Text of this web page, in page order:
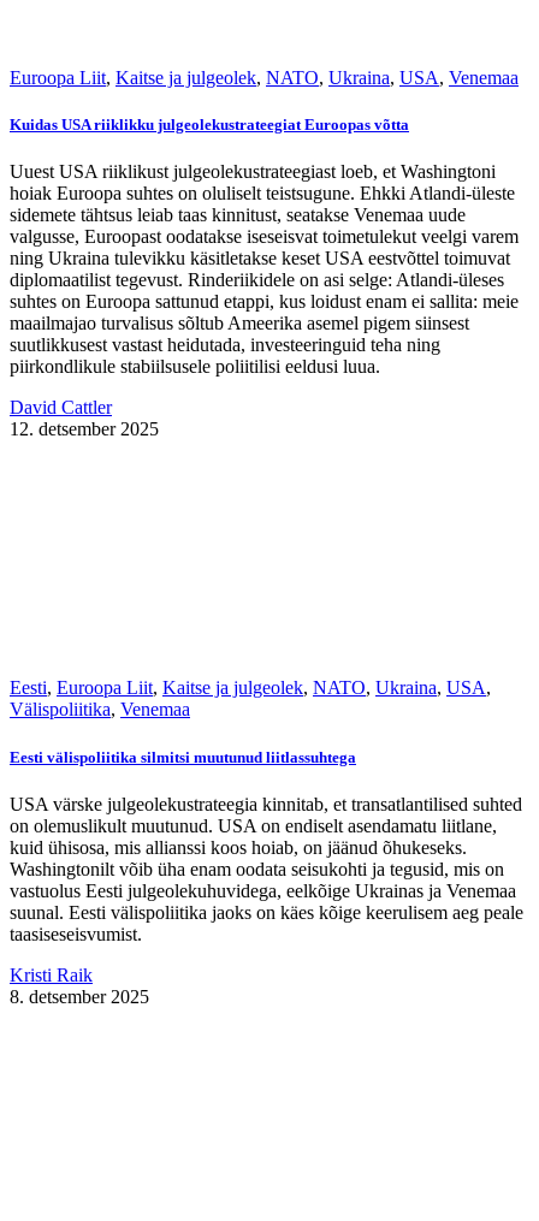
Euroopa Liit, Kaitse ja julgeolek, NATO, Ukraina, USA, Venemaa
Kuidas USA riiklikku julgeolekustrateegiat Euroopas võtta
Uuest USA riiklikust julgeolekustrateegiast loeb, et Washingtoni
hoiak Euroopa suhtes on oluliselt teistsugune. Ehkki Atlandi-üleste
sidemete tähtsus leiab taas kinnitust, seatakse Venemaa uude
valgusse, Euroopast oodatakse iseseisvat toimetulekut veelgi varem
ning Ukraina tulevikku käsitletakse keset USA eestvõttel toimuvat
diplomaatilist tegevust. Rinderiikidele on asi selge: Atlandi-üleses
suhtes on Euroopa sattunud etappi, kus loidust enam ei sallita: meie
maailmajao turvalisus sõltub Ameerika asemel pigem siinsest
suutlikkusest vastast heidutada, investeeringuid teha ning
piirkondlikule stabiilsusele poliitilisi eeldusi luua.
David Cattler
12. detsember 2025
Eesti, Euroopa Liit, Kaitse ja julgeolek, NATO, Ukraina, USA,
Välispoliitika, Venemaa
Eesti välispoliitika silmitsi muutunud liitlassuhtega
USA värske julgeolekustrateegia kinnitab, et transatlantilised suhted
on olemuslikult muutunud. USA on endiselt asendamatu liitlane,
kuid ühisosa, mis allianssi koos hoiab, on jäänud õhukeseks.
Washingtonilt võib üha enam oodata seisukohti ja tegusid, mis on
vastuolus Eesti julgeolekuhuvidega, eelkõige Ukrainas ja Venemaa
suunal. Eesti välispoliitika jaoks on käes kõige keerulisem aeg peale
taasiseseisvumist.
Kristi Raik
8. detsember 2025